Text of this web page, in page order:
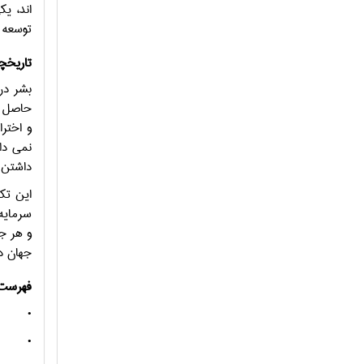
اند،
بشر
حاصل
نمی دانستند در کمتر
این
و هر جا
جهان
•
•